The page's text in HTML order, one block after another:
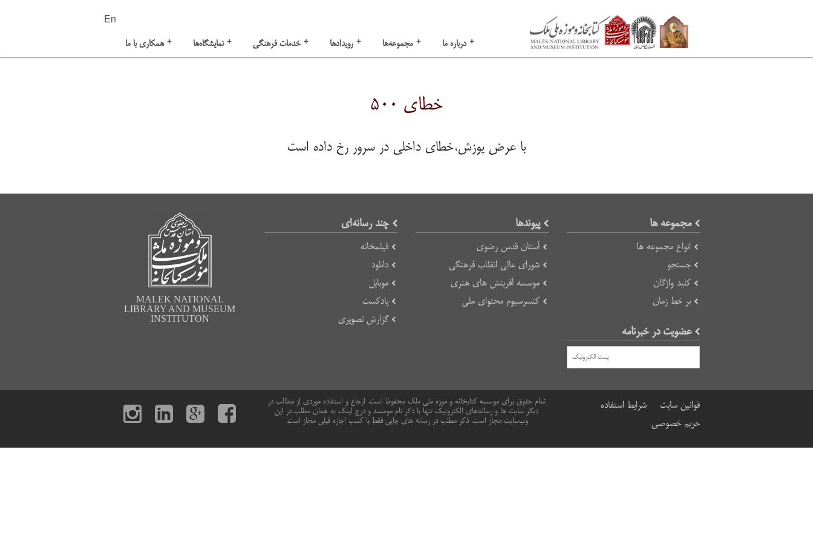
En
همکاری با ما + نمایشگاه‌ها + خدمات فرهنگی + رویدادها + مجموعه‌ها + درباره ما +
خطای ۵۰۰
با عرض پوزش،خطای داخلی در سرور رخ داده است
مجموعه ها
انواع مجموعه ها
جستجو
کلید واژگان
بر خط زمان
عضویت در خبرنامه
پیوند‌ها
آستان قدس رضوی
شورای عالی انقلاب فرهنگی
موسسه آفرینش های هنری
کنسرسیوم محتوای ملی
چند رسانه‌ای
فیلمخانه
دانلود
موبایل
پادکست
گزارش تصویری
MALEK NATIONAL
LIBRARY AND MUSEUM
INSTITUTON
قوانین سایت
شرایط استفاده
حریم خصوصی
تمام حقوق برای موسسه کتابخانه و موزه ملی ملک محفوظ است. ارجاع و استفاده موردی از مطالب در
دیگر سایت ها و رسانه‌های الکترونیک تنها با ذکر نام موسسه و درج لینک به همان مطلب در این
وب‌سایت مجاز است. ذکر مطلب در رسانه های چاپی فقط با کسب اجازه قبلی مجاز است.